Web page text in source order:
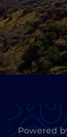
Powered